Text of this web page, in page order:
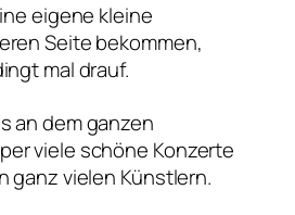
eigene kleine
Seite bekommen,
mal drauf.
an dem ganzen
viele schöne Konzerte
ganz vielen Künstlern.